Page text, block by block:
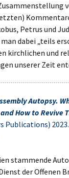
Petrus und
dabei „teils
kirchlichen und
unserer Zeit
Autopsy.
How to Revive
2023.
stammende
der Offenen